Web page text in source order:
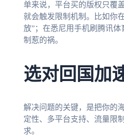
单来说，平台买的版权只覆
就会触发限制机制。比如你
放”；在悉尼用手机刷腾讯
制惹的祸。
选对回国加
解决问题的关键，是把你的
定性、多平台支持、流量限
求。